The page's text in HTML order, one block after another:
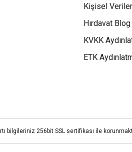
Kişisel
Hırdavat Blog
KVKK
ETK
bilgileriniz 256bit SSL sertifikası ile